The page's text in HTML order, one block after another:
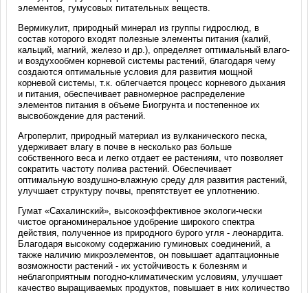
элементов, гумусовых питательных веществ.
Вермикулит, природный минерал из группы гидрослюд, в
состав которого входят полезные элементы питания (калий,
кальций, магний, железо и др.), определяет оптимальный влаго-
и воздухообмен корневой системы растений, благодаря чему
создаются оптимальные условия для развития мощной
корневой системы, т.к. облегчается процесс корневого дыхания
и питания, обеспечивает равномерное распределение
элементов питания в объеме Биогрунта и постепенное их
высвобождение для растений.
Агроперлит, природный материал из вулканического песка,
удерживает влагу в почве в несколько раз больше
собственного веса и легко отдает ее растениям, что позволяет
сократить частоту полива растений. Обеспечивает
оптимальную воздушно-влажную среду для развития растений,
улучшает структуру почвы, препятствует ее уплотнению.
Гумат «Сахалинский», высокоэффективное экологи-чески
чистое органоминеральное удобрение широкого спектра
действия, полученное из природного бурого угля - леонардита.
Благодаря высокому содержанию гуминовых соединений, а
также наличию микроэлементов, он повышает адаптационные
возможности растений - их устойчивость к болезням и
неблагоприятным погодно-климатическим условиям, улучшает
качество выращиваемых продуктов, повышает в них количество